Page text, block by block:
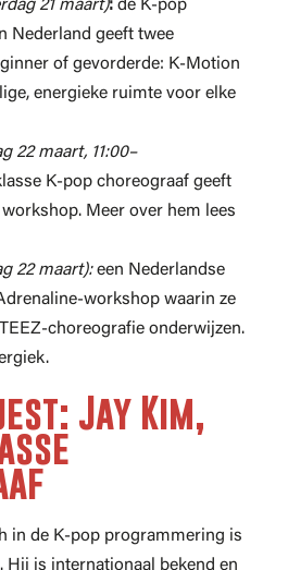
21 maart): dé K-pop
Nederland geeft twee
of gevorderde: K-Motion
energieke ruimte voor elke
22 maart, 11:00–
K-pop choreograaf geeft
Meer over hem lees
22 maart):een Nederlandse
workshop waarin ze
choreografie onderwijzen.
Jay Kim,
in de K-pop programmering is
. Hij is internationaal bekend en